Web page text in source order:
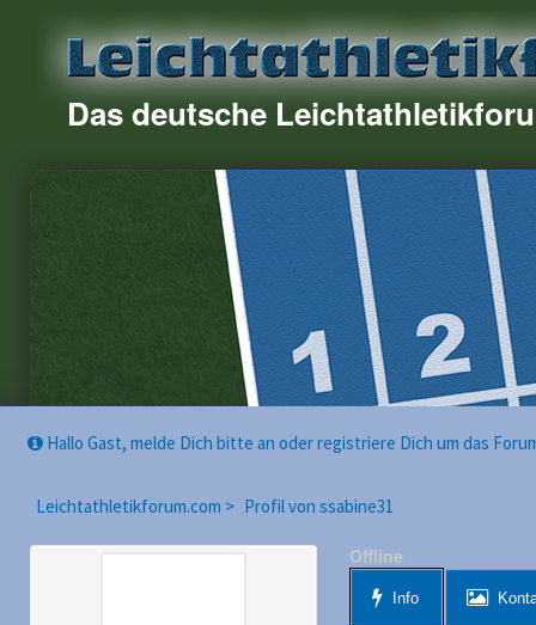
Das deutsche
Hallo Gast, melde Dich bitte an oder registriere Dich um das
Leichtathletikforum.com > Profil von ssabine31
Offline
Info